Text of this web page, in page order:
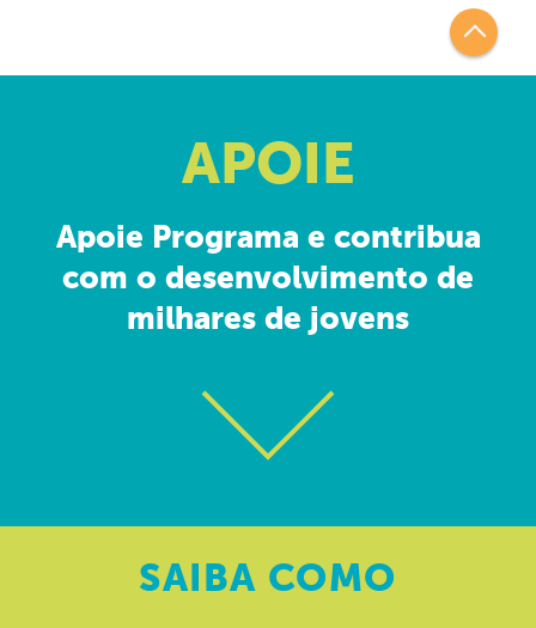
APOIE
Apoie Programa e contribua
com o desenvolvimento de
milhares de jovens
SAIBA COMO